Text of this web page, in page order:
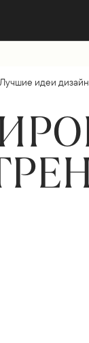
Лучшие идеи